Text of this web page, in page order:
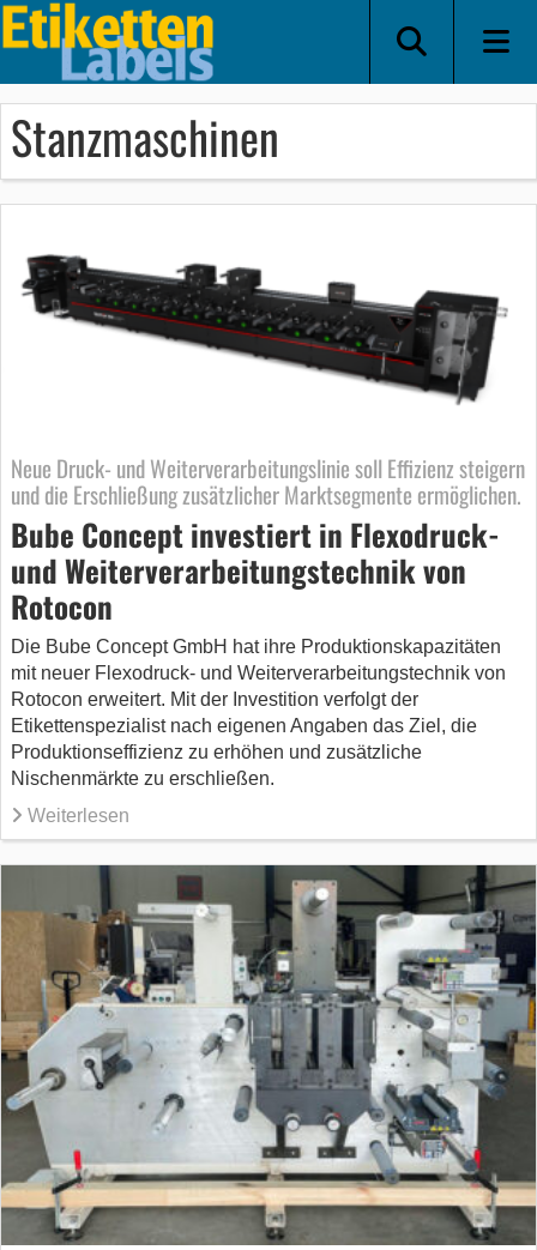
Stanzmaschinen
Neue Druck- und Weiterverarbeitungslinie soll Effizienz steigern
und die Erschließung zusätzlicher Marktsegmente ermöglichen.
Bube Concept investiert in Flexodruck-
und Weiterverarbeitungstechnik von
Rotocon
Die Bube Concept GmbH hat ihre Produktionskapazitäten
mit neuer Flexodruck- und Weiterverarbeitungstechnik von
Rotocon erweitert. Mit der Investition verfolgt der
Etikettenspezialist nach eigenen Angaben das Ziel, die
Produktionseffizienz zu erhöhen und zusätzliche
Nischenmärkte zu erschließen.
Weiterlesen